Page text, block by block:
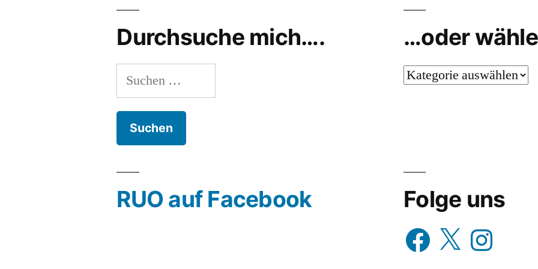
Durchsuche mich….
Suchen
nach:
…oder
…
RUO auf Facebook Folge uns
Facebook
X Instagram